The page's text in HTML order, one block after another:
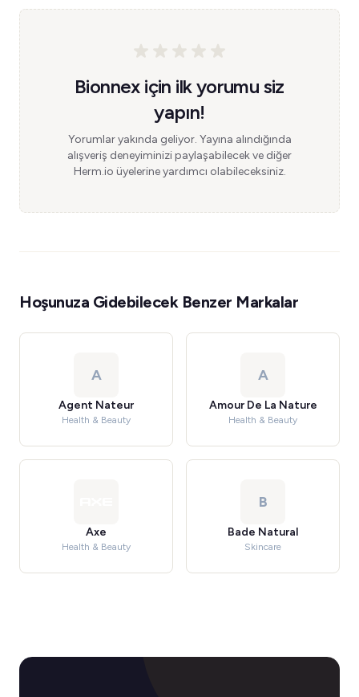
Bionnex için ilk yorumu siz
yapın!
Yorumlar yakında geliyor. Yayına alındığında
alışveriş deneyiminizi paylaşabilecek ve diğer
Herm.io üyelerine yardımcı olabileceksiniz.
Hoşunuza Gidebilecek Benzer Markalar
A
Agent Nateur
Health & Beauty
A
Amour De La Nature
Health & Beauty
Axe
Health & Beauty
B
Bade Natural
Skincare